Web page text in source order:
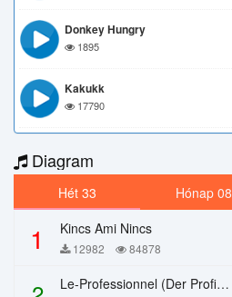
Donkey Hungry
1895
Kakukk
17790
Diagram
Hét 33 Hónap 08
1 Kincs Ami Nincs
12982 84878
Le-Professionnel (Der Profi) – Chi Mai